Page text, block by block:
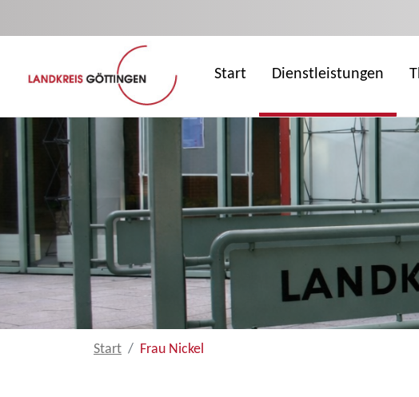
Start Dienstleistungen
Start Frau Nickel